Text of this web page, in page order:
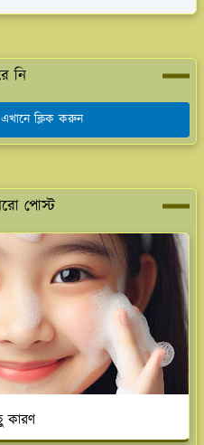
নি
ক্লিক করুন
পোস্ট
কারণ